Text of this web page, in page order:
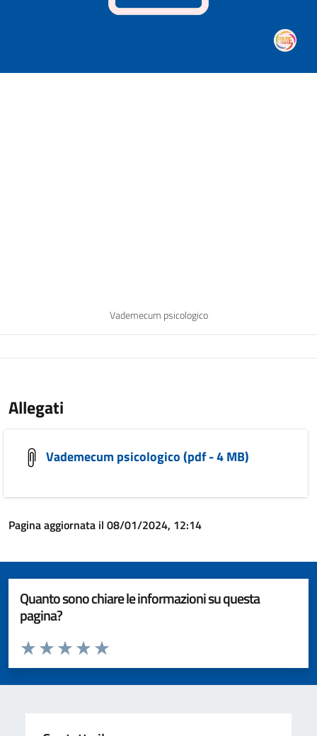
Vademecum psicologico
Allegati
Vademecum psicologico (pdf - 4 MB)
Pagina aggiornata il 08/01/2024, 12:14
Quanto sono chiare le informazioni su questa
pagina?
Valuta da 1 a 5 stelle la pagina
Valuta 5 stelle su 5
Valuta 4 stelle su 5
Valuta 3 stelle su 5
Valuta 2 stelle su 5
Valuta 1 stelle su 5